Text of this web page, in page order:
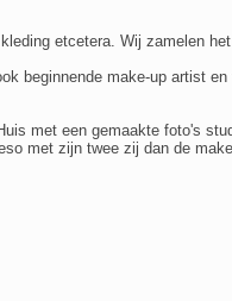
etcetera. Wij zamelen
beginnende make-up artist
met een gemaakte foto's
met zijn twee zij dan de